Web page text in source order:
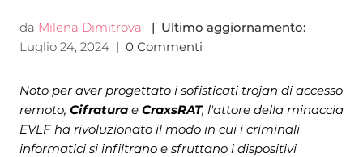
da Milena Dimitrova
| Ultimo aggiornamento:
Luglio 24, 2024| 0 Commenti
Noto per aver progettato i sofisticati trojan di accesso
remoto, Cifraturae CraxsRAT, l'attore della minaccia
EVLF ha rivoluzionato il modo in cui i criminali
informatici si infiltrano e sfruttano i dispositivi